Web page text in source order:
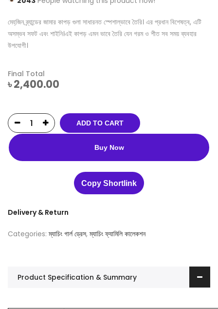
মেহ্‌জিন ব্র্যান্ডের জামার কাপড় গুলা সাধারনত স্পেশাল্ভাবে তৈরি। এর প্রধান বিশেষত্ব, এটি
অসম্ভব সফট এবং শাইনি।এই কাপড় এমন ভাবে তৈরি যেন গরম ও শীত সব সময় ব্যবহার
উপযোগী।
Final Total
৳2,400.00
ADD TO CART
Buy Now
Copy Shortlink
Delivery & Return
Categories:ম্যাচিং গার্ল ড্রেস,ম্যাচিং ফ্যামিলি কালেকশন
Product Specification & Summary